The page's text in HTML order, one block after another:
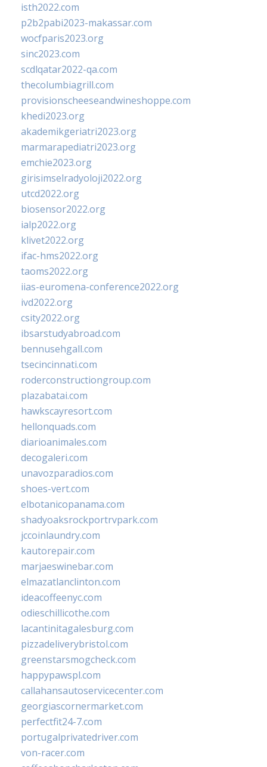
isth2022.com
p2b2pabi2023-makassar.com
wocfparis2023.org
sinc2023.com
scdlqatar2022-qa.com
thecolumbiagrill.com
provisionscheeseandwineshoppe.com
khedi2023.org
akademikgeriatri2023.org
marmarapediatri2023.org
emchie2023.org
girisimselradyoloji2022.org
utcd2022.org
biosensor2022.org
ialp2022.org
klivet2022.org
ifac-hms2022.org
taoms2022.org
iias-euromena-conference2022.org
ivd2022.org
csity2022.org
ibsarstudyabroad.com
bennusehgall.com
tsecincinnati.com
roderconstructiongroup.com
plazabatai.com
hawkscayresort.com
hellonquads.com
diarioanimales.com
decogaleri.com
unavozparadios.com
shoes-vert.com
elbotanicopanama.com
shadyoaksrockportrvpark.com
jccoinlaundry.com
kautorepair.com
marjaeswinebar.com
elmazatlanclinton.com
ideacoffeenyc.com
odieschillicothe.com
lacantinitagalesburg.com
pizzadeliverybristol.com
greenstarsmogcheck.com
happypawspl.com
callahansautoservicecenter.com
georgiascornermarket.com
perfectfit24-7.com
portugalprivatedriver.com
von-racer.com